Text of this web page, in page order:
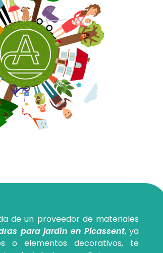
de un proveedor de materiales
para jardín en Picassent, ya
o elementos decorativos, te